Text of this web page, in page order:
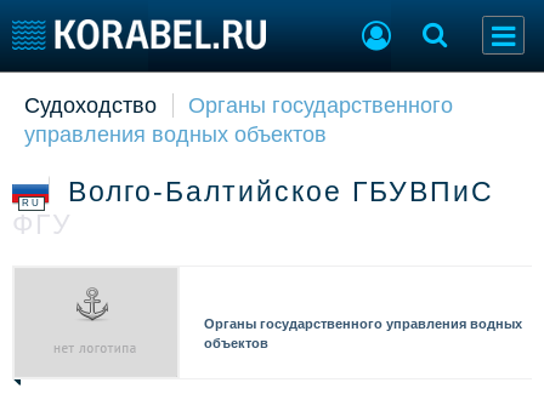
Судостроение
Пульс
Компании
Репутация
Крюинг
Журнал
Реклама
Торговая площадка
Доска объявлений
Оборудование
Судоходство
Органы государственного
управления водных объектов
RU
Волго-Балтийское ГБУВПиС
ФГУ
Органы государственного управления водных
объектов